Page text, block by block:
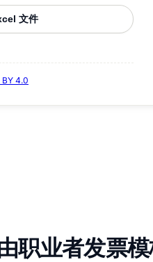
文件
BY 4.0
职业者发票